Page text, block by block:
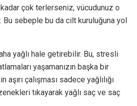
çok terlerseniz, vücudunuz o
Bu sebeple bu da cilt kuruluğuna yol
yağlı hale getirebilir. Bu, stresli
yaşamanızın başka bir
çalışması sadece yağlılığı
tıkayarak yağlı saç ve saç